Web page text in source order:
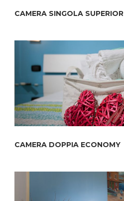
CAMERA SINGOLA SUPERIOR
CAMERA DOPPIA ECONOMY